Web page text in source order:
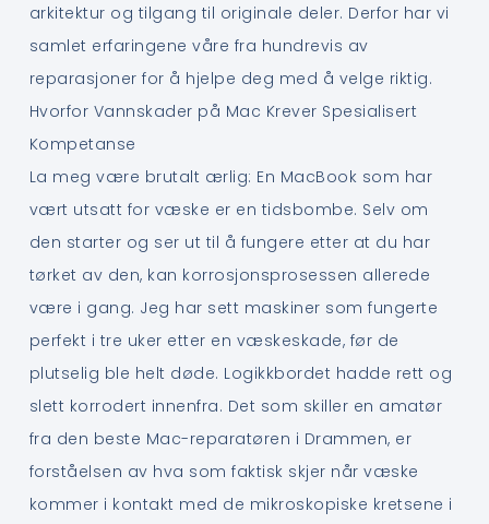
arkitektur og tilgang til originale deler. Derfor har vi
samlet erfaringene våre fra hundrevis av
reparasjoner for å hjelpe deg med å velge riktig.
Hvorfor Vannskader på Mac Krever Spesialisert
Kompetanse
La meg være brutalt ærlig: En MacBook som har
vært utsatt for væske er en tidsbombe. Selv om
den starter og ser ut til å fungere etter at du har
tørket av den, kan korrosjonsprosessen allerede
være i gang. Jeg har sett maskiner som fungerte
perfekt i tre uker etter en væskeskade, før de
plutselig ble helt døde. Logikkbordet hadde rett og
slett korrodert innenfra. Det som skiller en amatør
fra den beste Mac-reparatøren i Drammen, er
forståelsen av hva som faktisk skjer når væske
kommer i kontakt med de mikroskopiske kretsene i